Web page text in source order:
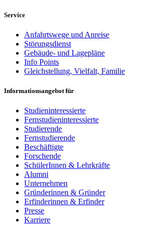
Service
Anfahrtswege und Anreise
Störungsdienst
Gebäude- und Lagepläne
Info Points
Gleichstellung, Vielfalt, Familie
Informationsangebot für
Studieninteressierte
Fernstudieninteressierte
Studierende
Fernstudierende
Beschäftigte
Forschende
SchülerInnen & Lehrkräfte
Alumni
Unternehmen
Gründerinnen & Gründer
Erfinderinnen & Erfinder
Presse
Karriere